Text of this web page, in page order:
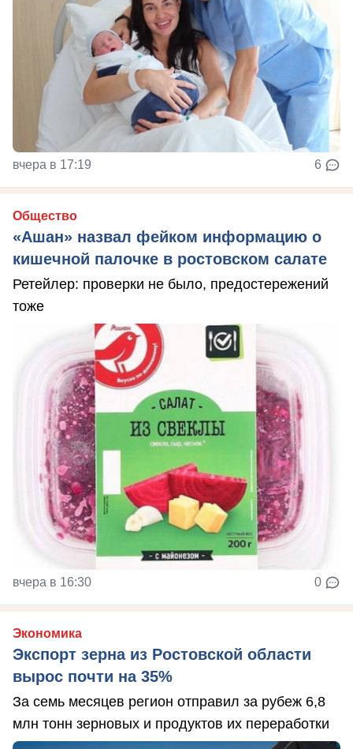
вчера в 17:19 6
Общество
«Ашан» назвал фейком информацию о
кишечной палочке в ростовском салате
Ретейлер: проверки не было, предостережений
тоже
вчера в 16:30 0
Экономика
Экспорт зерна из Ростовской области
вырос почти на 35%
За семь месяцев регион отправил за рубеж 6,8
млн тонн зерновых и продуктов их переработки